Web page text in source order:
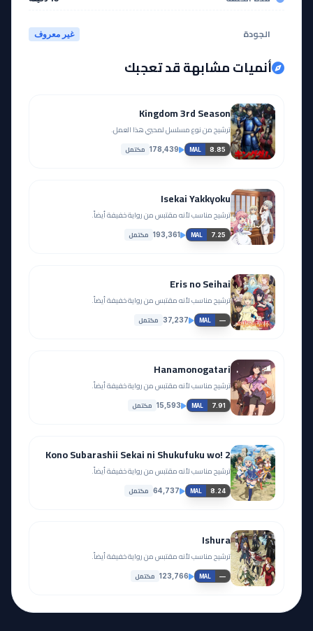
الجودة غير معروف
أنميات مشابهة قد تعجبك
Kingdom 3rd Season
ترشيح من نوع مسلسل لمحبي هذا العمل.
MAL 8.85
178,439 مكتمل
Isekai Yakkyoku
ترشيح مناسب لأنه مقتبس من رواية خفيفة أيضاً.
MAL 7.25
193,361 مكتمل
Eris no Seihai
ترشيح مناسب لأنه مقتبس من رواية خفيفة أيضاً.
MAL —
37,237 مكتمل
Hanamonogatari
ترشيح مناسب لأنه مقتبس من رواية خفيفة أيضاً.
MAL 7.91
15,593 مكتمل
Kono Subarashii Sekai ni Shukufuku wo! 2
ترشيح مناسب لأنه مقتبس من رواية خفيفة أيضاً.
MAL 8.24
64,737 مكتمل
Ishura
ترشيح مناسب لأنه مقتبس من رواية خفيفة أيضاً.
MAL —
123,766 مكتمل